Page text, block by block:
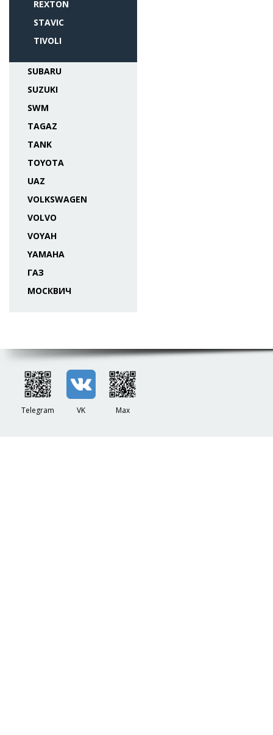
REXTON
STAVIC
TIVOLI
SUBARU
SUZUKI
SWM
TAGAZ
TANK
TOYOTA
UAZ
VOLKSWAGEN
VOLVO
VOYAH
YAMAHA
ГАЗ
МОСКВИЧ
Telegram VK Max